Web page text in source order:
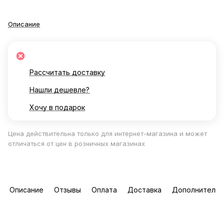
Описание
Рассчитать доставку
Нашли дешевле?
Хочу в подарок
Цена действительна только для интернет-магазина и может
отличаться от цен в розничных магазинах
Описание Отзывы Оплата Доставка